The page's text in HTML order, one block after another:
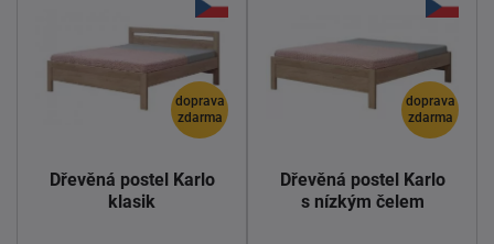
doprava
zdarma
Dřevěná postel Karlo
klasik
doprava
zdarma
Dřevěná postel Karlo
s nízkým čelem